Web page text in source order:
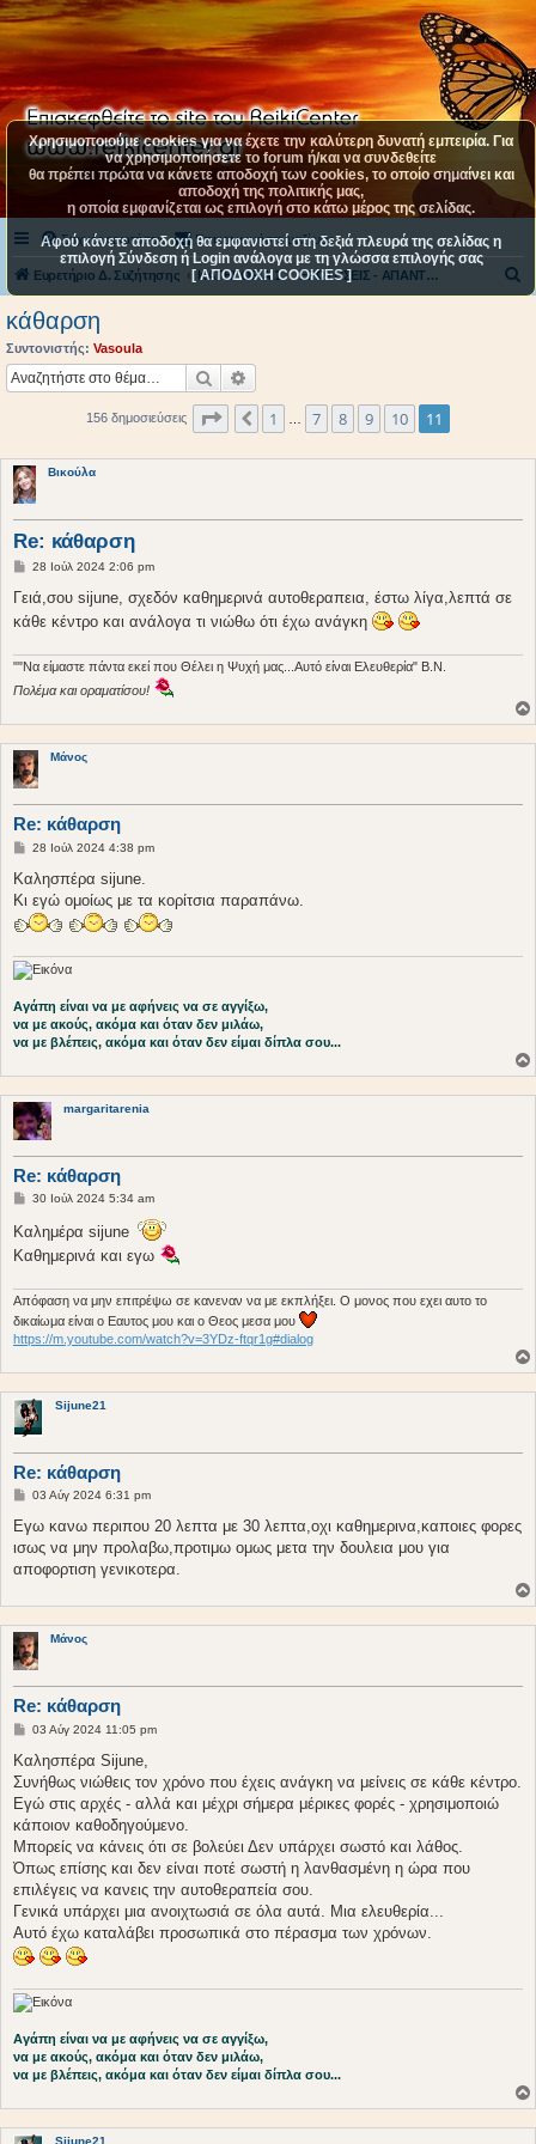
Συχνές ερωτήσεις Επικοινωνήστε μαζί μας
Ευρετήριο Δ. Συζήτησης ΚΑΤΗΓΟΡΙΑ 1 ΕΡΩΤΗΣΕΙΣ - ΑΠΑΝΤΗΣΕΙΣ ΓΙΑ ΤΟ ΡΕΪΚΙ
κάθαρση
Συντονιστής: Vasoula
Αναζήτηση
156 δημοσιεύσεις Σελίδα11 από 11
Προηγούμενη
1 7 8 9 10 11
Βικούλα
Re: κάθαρση
Δ
μ
σ
υ
η
28 Ιούλ 2024 2:06 pm
Γειά,σου sijune, σχεδόν καθημερινά αυτοθεραπεια, έστω λίγα,λεπτά σε
κάθε κέντρο και ανάλογα τι νιώθω ότι έχω ανάγκη
""Να είμαστε πάντα εκεί που Θέλει η Ψυχή μας...Αυτό είναι Ελευθερία" Β.Ν.
Πολέμα και οραματίσου!
Μάνος
Re: κάθαρση
Δ
μ
σ
ί
ε
σ
η
28 Ιούλ 2024 4:38 pm
Καλησπέρα sijune.
Κι εγώ ομοίως με τα κορίτσια παραπάνω.
Αγάπη είναι να με αφήνεις να σε αγγίξω,
να με ακούς, ακόμα και όταν δεν μιλάω,
να με βλέπεις, ακόμα και όταν δεν είμαι δίπλα σου...
margaritarenia
Re: κάθαρση
Δ
ο
σ
υ
η
30 Ιούλ 2024 5:34 am
Καλημέρα sijune
Καθημερινά και εγω
Απόφαση να μην επιτρέψω σε κανεναν να με εκπλήξει. Ο μονος που εχει αυτο το
δικαίωμα είναι ο Εαυτος μου και ο Θεος μεσα μου
https://m.youtube.com/watch?v=3YDz-ftqr1g#dialog
Sijune21
Re: κάθαρση
Δ
μ
ο
σ
ί
σ
η
03 Αύγ 2024 6:31 pm
Εγω κανω περιπου 20 λεπτα με 30 λεπτα,οχι καθημερινα,καποιες φορες
ισως να μην προλαβω,προτιμω ομως μετα την δουλεια μου για
αποφορτιση γενικοτερα.
Μάνος
Re: κάθαρση
Δ
μ
σ
ί
ε
υ
σ
03 Αύγ 2024 11:05 pm
Καλησπέρα Sijune,
Συνήθως νιώθεις τον χρόνο που έχεις ανάγκη να μείνεις σε κάθε κέντρο.
Εγώ στις αρχές - αλλά και μέχρι σήμερα μέρικες φορές - χρησιμοποιώ
κάποιον καθοδηγούμενο.
Μπορείς να κάνεις ότι σε βολεύει Δεν υπάρχει σωστό και λάθος.
Όπως επίσης και δεν είναι ποτέ σωστή η λανθασμένη η ώρα που
επιλέγεις να κανεις την αυτοθεραπεία σου.
Γενικά υπάρχει μια ανοιχτωσιά σε όλα αυτά. Μια ελευθερία...
Αυτό έχω καταλάβει προσωπικά στο πέρασμα των χρόνων.
Αγάπη είναι να με αφήνεις να σε αγγίξω,
να με ακούς, ακόμα και όταν δεν μιλάω,
να με βλέπεις, ακόμα και όταν δεν είμαι δίπλα σου...
Sijune21
Χρησιμοποιούμε cookies για να έχετε την καλύτερη δυνατή εμπειρία. Για
να χρησιμοποιήσετε το forum ή/και να συνδεθείτε
θα πρέπει πρώτα να κάνετε αποδοχή των cookies, το οποίο σημαίνει και
αποδοχή της πολιτικής μας,
η οποία εμφανίζεται ως επιλογή στο κάτω μέρος της σελίδας.
Αφού κάνετε αποδοχή θα εμφανιστεί στη δεξιά πλευρά της σελίδας η
επιλογή Σύνδεση ή Login ανάλογα με τη γλώσσα επιλογής σας
[ ΑΠΟΔΟΧΗ COOKIES ]